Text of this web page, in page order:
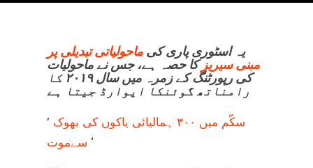
یہ اسٹوری پاری کی ماحولیاتی تبدیلی پر
مبنی سیریزکا حصہ ہے، جس نے ماحولیات
کی رپورٹنگ کے زمرہ میں سال ۲۰۱۹ کا
رامناتھ گوئنکا ایوارڈ جیتا ہے
’ سکّم میں ۳۰۰ ہمالیائی یاکوں کی بھوک
سےموت‘